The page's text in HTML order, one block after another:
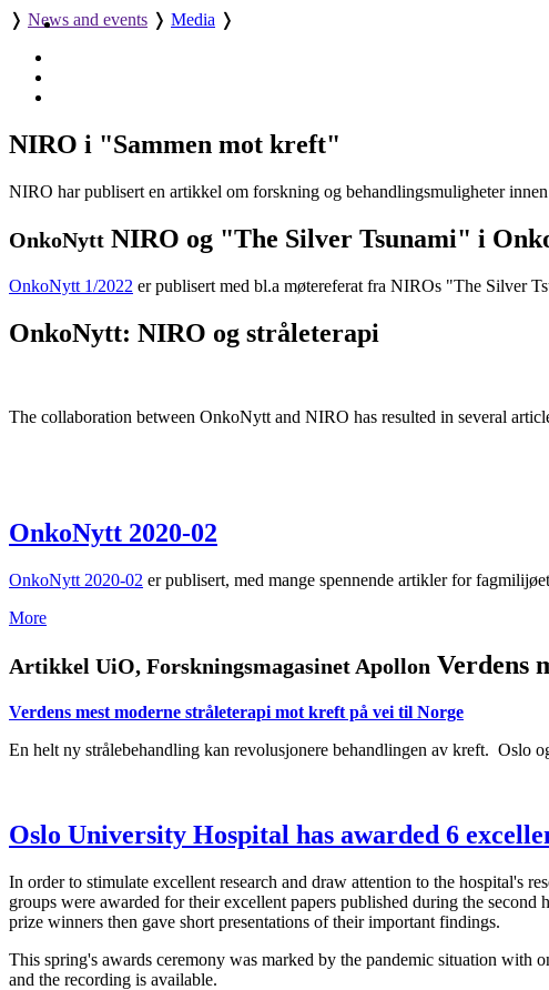
❭ News and events ❭ Media ❭
NIRO i "Sammen mot kreft"
NIRO har publisert en artikkel om forskning og behandlingsmuligheter
OnkoNytt NIRO og "The Silver Tsunami" i
OnkoNytt 1/2022 er publisert med bl.a møtereferat fra NIROs "The Silver
OnkoNytt: NIRO og stråleterapi
The collaboration between OnkoNytt and NIRO has resulted in several
OnkoNytt 2020-02
OnkoNytt 2020-02 er publisert, med mange spennende artikler for
More
Artikkel UiO, Forskningsmagasinet Apollon Verdens
Verdens mest moderne stråleterapi mot kreft på vei til Norge
En helt ny strålebehandling kan revolusjonere behandlingen av kreft. Oslo
Oslo University Hospital has awarded 6
In order to stimulate excellent research and draw attention to the hospital's
groups were awarded for their excellent papers published during the
prize winners then gave short presentations of their important findings.
This spring's awards ceremony was marked by the pandemic situation
and the recording is available.